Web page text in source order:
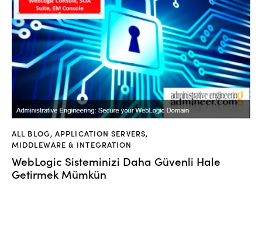
ALL BLOG,APPLICATION SERVERS,
MIDDLEWARE & INTEGRATION
WebLogic Sisteminizi Daha Güvenli Hale
Getirmek Mümkün